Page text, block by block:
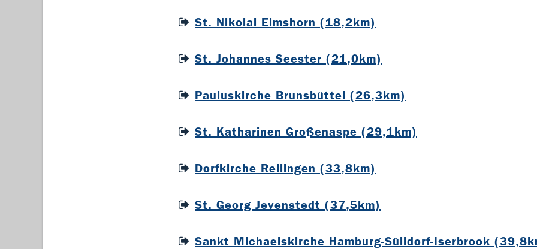
St. Nikolai Elmshorn (18,2km)
St. Johannes Seester (21,0km)
Pauluskirche Brunsbüttel (26,3km)
St. Katharinen Großenaspe (29,1km)
Dorfkirche Rellingen (33,8km)
St. Georg Jevenstedt (37,5km)
Sankt Michaelskirche Hamburg-Sülldorf-Iserbrook